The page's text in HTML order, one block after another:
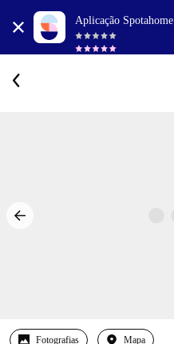
Aplicação Spotahome
Fotografias Mapa